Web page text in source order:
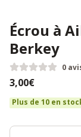
Écrou à
Berkey
0
3,00€
Plus de 10 en